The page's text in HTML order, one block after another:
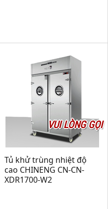
VUI LÒNG GỌI
Tủ khử trùng nhiệt độ
cao CHINENG CN-CN-
XDR1700-W2